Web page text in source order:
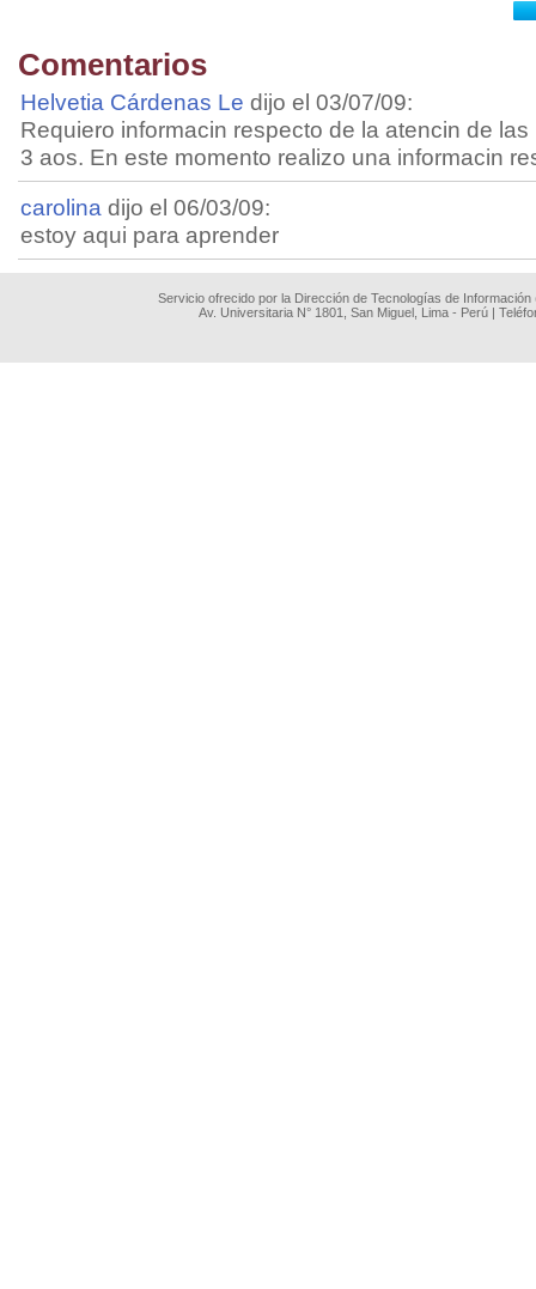
Comentarios
Helvetia Cárdenas Le dijo el 03/07/09:
Requiero informacin respecto de la atencin de
3 aos. En este momento realizo una informacin
carolina dijo el 06/03/09:
estoy aqui para aprender
Servicio ofrecido por la Dirección de Tecnologías de
Av. Universitaria N° 1801, San Miguel, Lima - Perú |